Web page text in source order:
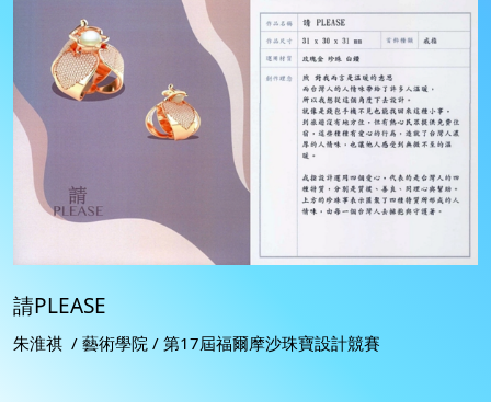
請PLEASE
朱淮祺 / 藝術學院 / 第17屆福爾摩沙珠寶設計競賽